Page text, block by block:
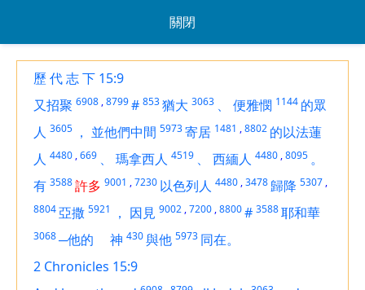
關閉
歷 代 志 下 15:9
又招聚 6908 ,8799# 853猶大 3063 、 便雅憫 1144 的眾
人 3605 ， 並他們中間 5973寄居 1481 ,8802 的以法蓮
人 4480 ,669 、 瑪拿西人 4519 、 西緬人 4480 ,8095 。
有 3588許多 9001 ,7230 以色列人 4480 ,3478 歸降 5307 ,
8804亞撒 5921 ， 因見 9002 ,7200 ,8800# 3588耶和華
3068─他的 神 430與他 5973 同在。
2 Chronicles 15:9